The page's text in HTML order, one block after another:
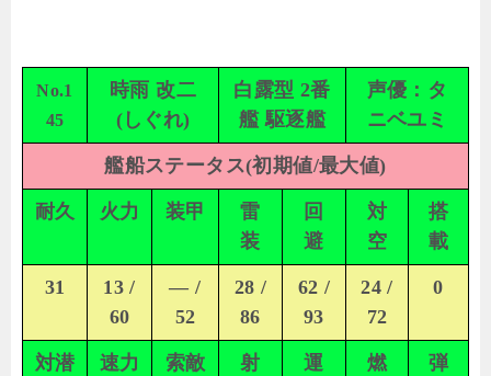
No.1
45
時雨 改二
(しぐれ)
白露型 2番
艦 駆逐艦
声優：タ
ニベユミ
艦船ステータス(初期値/最大値)
耐久 火力 装甲
雷
装
回
避
対
空
搭
載
31
13 /
60
— /
52
28 /
86
62 /
93
24 /
72
0
対潜 速力 索敵
射
運
燃
弾